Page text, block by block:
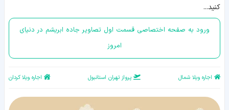
کنید...
ورود به صفحه اختصاصی قسمت اول تصاویر جاده ابریشم در دنیای
امروز
اجاره ویلا شمال پرواز تهران استانبول اجاره ویلا کردان